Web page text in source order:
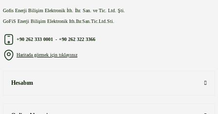
Gofis Enerji Bilişim Elektronik İth. İhr. San. ve Tic. Ltd. Şti.
GoFiS Enerji Bilişim Elektronik Ith.Ihr.San.Tic.Ltd.Sti.
+90 262 333 0001 - +90 262 322 3366
Haritada görmek için tıklayınız
Hesabım